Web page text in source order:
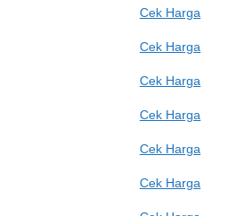
Cek Harga
Cek Harga
Cek Harga
Cek Harga
Cek Harga
Cek Harga